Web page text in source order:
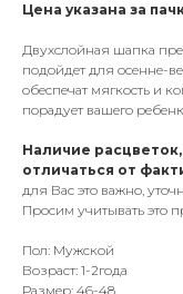
Цена указана за
Двухслойная шапка
подойдет для осенне-
обеспечат мягкость и
порадует вашего
Наличие
отличаться от
для Вас это важно,
Просим учитывать это
Пол: Мужской
Возраст: 1-2года
Размер: 46-48